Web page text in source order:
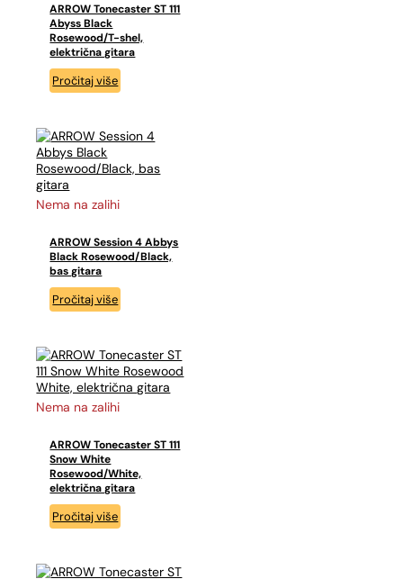
ARROW Tonecaster ST 111
Abyss Black
Rosewood/T-shel,
električna gitara
Pročitaj više
Nema na zalihi
ARROW Session 4 Abbys
Black Rosewood/Black,
bas gitara
Pročitaj više
Nema na zalihi
ARROW Tonecaster ST 111
Snow White
Rosewood/White,
električna gitara
Pročitaj više